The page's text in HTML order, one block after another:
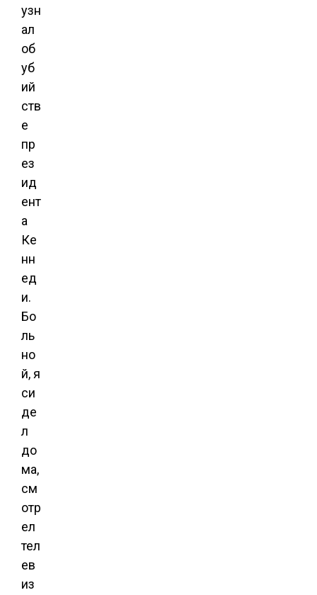
узн
ал
об
уб
ий
ств
е
пр
ез
ид
ент
а
Ке
нн
ед
и.
Бо
ль
но
й, я
си
де
л
до
ма,
см
отр
ел
тел
ев
из